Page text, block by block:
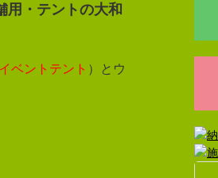
用・テントの大和
イベントテント ）とウ